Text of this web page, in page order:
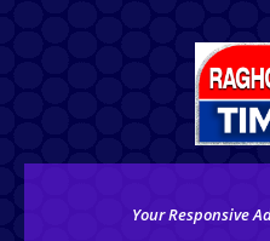
Your Responsive